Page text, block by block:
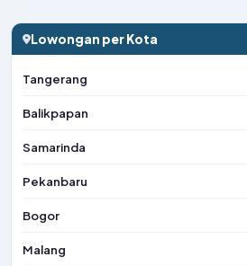
Lowongan per Kota
Tangerang
Balikpapan
Samarinda
Pekanbaru
Bogor
Malang